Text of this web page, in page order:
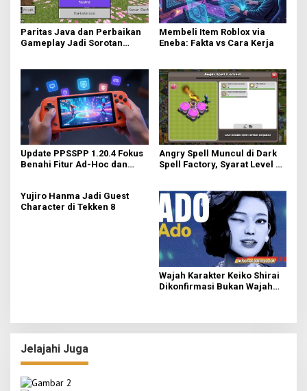
Paritas Java dan Perbaikan
Gameplay Jadi Sorotan
Membeli Item Roblox via
Eneba: Fakta vs Cara Kerja
Update PPSSPP 1.20.4 Fokus
Benahi Fitur Ad-Hoc dan
Angry Spell Muncul di Dark
Spell Factory, Syarat Level 8
Yujiro Hanma Jadi Guest
Character di Tekken 8
Wajah Karakter Keiko Shirai
Dikonfirmasi Bukan Wajah
Jelajahi Juga